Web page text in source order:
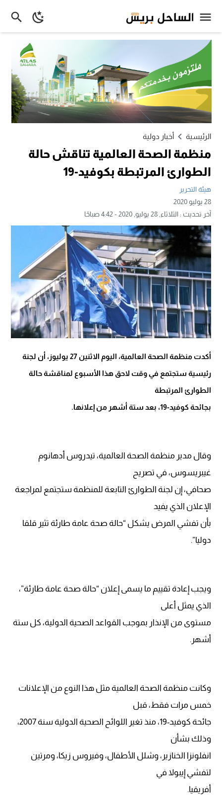
الرئيسية أخبار دولية
منظمة الصحة العالمية تناقش حالة
الطوارئ المرتبطة بكوفيد-19
هيئة التحرير
28 يوليو 2020
آخر تحديث :الثلاثاء, 28 يوليو, 2020 - 4:42 صباحًا
أكدت منظمة الصحة العالمية، اليوم الاثنين 27 يوليوز، أن لجنة
رئيسية ستجتمع في وقت لاحق هذا الأسبوع لمناقشة حالة
الطوارئ المرتبطة
بجائحة كوفيد-19، بعد ستة أشهر من إعلانها.
وقال مدير منظمة الصحة العالمية، تيدروس أدهانوم
غيبريسوس، في تصريح
صحافي، إن لجنة الطوارئ التابعة للمنظمة ستجتمع لمراجعة
الإعلان الذي يفيد
بأن تفشي المرض يشكل “حالة صحة عامة طارئة تثير قلقا
دوليا”.
ويجب إعادة تقييم ما يسمى إعلان “حالة صحة عامة طارئة”،
الذي يمثل أعلى
مستوى من الإنذار بموجب القواعد الصحية الدولية، كل ستة
أشهر.
وكانت منظمة الصحة العالمية مثل هذا النوع من الإعلانات
خمس مرات فقط، قبل
جائحة كوفيد-19، منذ تغير اللوائح الصحية الدولية سنة 2007،
وذلك بشأن
انفلونزا الخنازير، وشلل الأطفال، وفيروس زيكا، ومرتين
لتفشي إيبولا في
أفريقيا.